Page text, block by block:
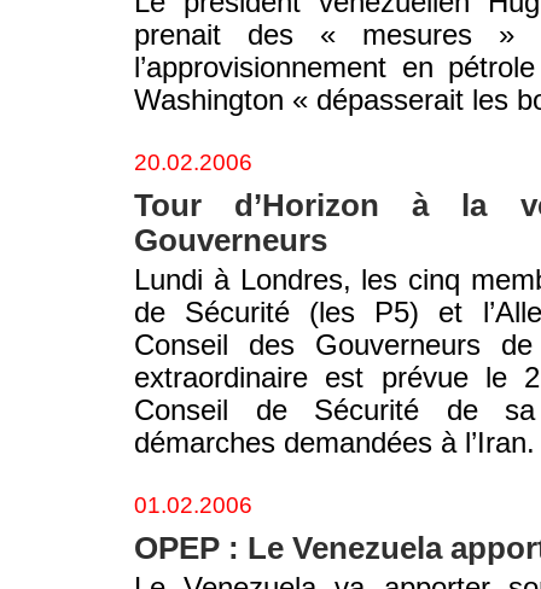
prenait des « mesures »
l’approvisionnement en
Washington « dépasserait les
20.02.2006
Tour d’Horizon à la
Gouverneurs
Lundi à Londres, les cinq
de Sécurité (les P5) et
Conseil des Gouverneurs
extraordinaire est prévue le
Conseil de Sécurité de
démarches demandées à l’Iran.
01.02.2006
OPEP : Le Venezuela